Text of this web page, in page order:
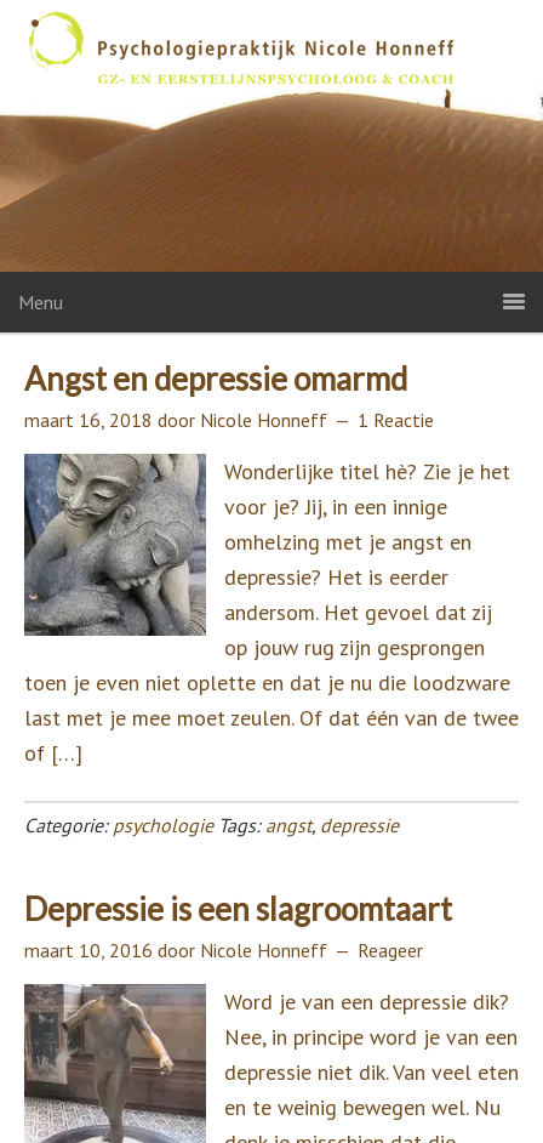
Menu
Angst en depressie omarmd
maart 16, 2018 door Nicole Honneff 1 Reactie
Wonderlijke titel hè? Zie je het
voor je? Jij, in een innige
omhelzing met je angst en
depressie? Het is eerder
andersom. Het gevoel dat zij
op jouw rug zijn gesprongen
toen je even niet oplette en dat je nu die loodzware
last met je mee moet zeulen. Of dat één van de twee
of […]
Categorie: psychologie Tags: angst, depressie
Depressie is een slagroomtaart
maart 10, 2016 door Nicole Honneff Reageer
Word je van een depressie dik?
Nee, in principe word je van een
depressie niet dik. Van veel eten
en te weinig bewegen wel. Nu